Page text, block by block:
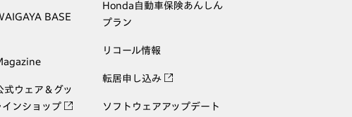
BASE
式ウェア＆グッ
インショップ
Honda自動車保険あんしん
プラン
リコール情報
転居申し込み
ソフトウェアアップデート